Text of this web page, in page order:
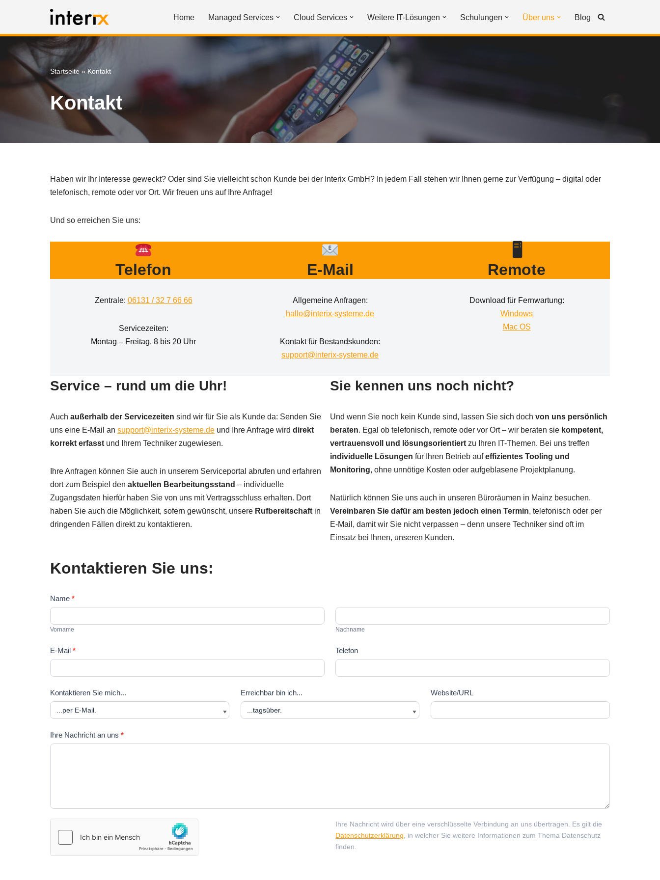
springen
Home Managed Services Cloud Services Weitere IT-Lösungen Schulungen Über uns Blog
Startseite » Kontakt
Kontakt
Haben wir Ihr Interesse geweckt? Oder sind Sie vielleicht schon Kunde bei der Interix GmbH? In jedem Fall stehen wir Ihnen gerne zur Verfügung – digital oder
telefonisch, remote oder vor Ort. Wir freuen uns auf Ihre Anfrage!
Und so erreichen Sie uns:
Telefon
Zentrale: 06131 / 32 7 66 66
Servicezeiten:
Montag – Freitag, 8 bis 20 Uhr
E-Mail
Allgemeine Anfragen:
hallo@interix-systeme.de
Kontakt für Bestandskunden:
support@interix-systeme.de
🖥
Remote
Download für Fernwartung:
Windows
Mac OS
Service – rund um die Uhr!
Auch außerhalb der Servicezeiten sind wir für Sie als Kunde da: Senden Sie
uns eine E-Mail an support@interix-systeme.de und Ihre Anfrage wird direkt
korrekt erfasst und Ihrem Techniker zugewiesen.
Ihre Anfragen können Sie auch in unserem Serviceportal abrufen und erfahren
dort zum Beispiel den aktuellen Bearbeitungsstand – individuelle
Zugangsdaten hierfür haben Sie von uns mit Vertragsschluss erhalten. Dort
haben Sie auch die Möglichkeit, sofern gewünscht, unsere Rufbereitschaft in
dringenden Fällen direkt zu kontaktieren.
Sie kennen uns noch nicht?
Und wenn Sie noch kein Kunde sind, lassen Sie sich doch von uns persönlich
beraten. Egal ob telefonisch, remote oder vor Ort – wir beraten sie kompetent,
vertrauensvoll und lösungsorientiert zu Ihren IT-Themen. Bei uns treffen
individuelle Lösungen für Ihren Betrieb aufeffizientes Tooling und
Monitoring, ohne unnötige Kosten oder aufgeblasene Projektplanung.
Natürlich können Sie uns auch in unseren Büroräumen in Mainz besuchen.
Vereinbaren Sie dafür am besten jedoch einen Termin, telefonisch oder per
E-Mail, damit wir Sie nicht verpassen – denn unsere Techniker sind oft im
Einsatz bei Ihnen, unseren Kunden.
Kontaktieren Sie uns:
Kontaktformular
Name *
Vorname Nachname
E-Mail * Telefon
Kontaktieren Sie mich... Erreichbar bin ich... Website/URL
Ihre Nachricht an uns *
Ihre Nachricht wird über eine verschlüsselte Verbindung an uns übertragen. Es gilt die
Datenschutzerklärung , in welcher Sie weitere Informationen zum Thema Datenschutz
finden.